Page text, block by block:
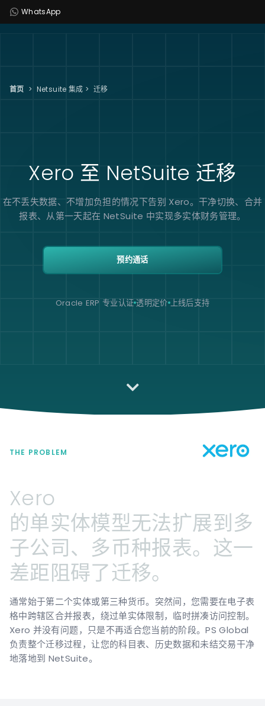
WhatsApp
首页 > Netsuite 集成 > 迁移
Xero 至 NetSuite 迁移
在不丢失数据、不增加负担的情况下告别 Xero。干净切换、合并
报表、从第一天起在 NetSuite 中实现多实体财务管理。
预约通话
Oracle ERP 专业认证 透明定价 上线后支持
THE PROBLEM
Xero
的单实体模型无法扩展到多
子公司、多币种报表。这一
差距阻碍了迁移。
通常始于第二个实体或第三种货币。突然间，您需要在电子表
格中跨辖区合并报表，绕过单实体限制，临时拼凑访问控制。
Xero 并没有问题，只是不再适合您当前的阶段。PS Global
负责整个迁移过程，让您的科目表、历史数据和未结交易干净
地落地到 NetSuite。